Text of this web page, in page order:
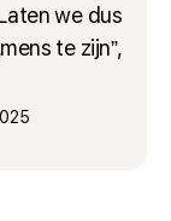
we dus
te zijn”,